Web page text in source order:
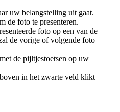
uw belangstelling uit gaat.
de foto te presenteren.
foto op een van de
de vorige of volgende foto
de pijltjestoetsen op uw
in het zwarte veld klikt